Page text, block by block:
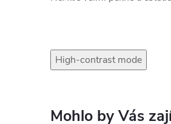
High-contrast mode